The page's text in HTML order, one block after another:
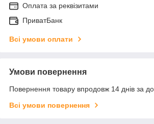
Оплата за реквізитами
ПриватБанк
Всі умови оплати
Умови повернення
Повернення товару впродовж 14 днів за
Всі умови повернення